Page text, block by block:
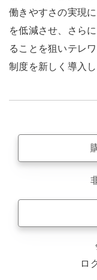
働きやすさの実現
を低減させ、さら
ることを狙いテレ
制度を新しく導入し
ロ